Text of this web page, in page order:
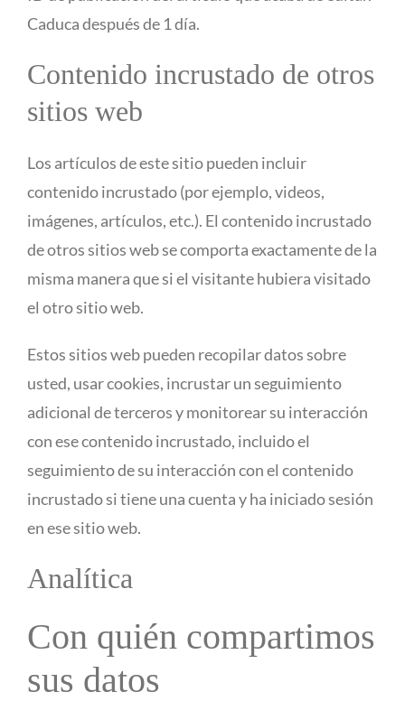
Caduca después de 1 día.
Contenido incrustado de otros
sitios web
Los artículos de este sitio pueden incluir
contenido incrustado (por ejemplo, videos,
imágenes, artículos, etc.). El contenido incrustado
de otros sitios web se comporta exactamente de la
misma manera que si el visitante hubiera visitado
el otro sitio web.
Estos sitios web pueden recopilar datos sobre
usted, usar cookies, incrustar un seguimiento
adicional de terceros y monitorear su interacción
con ese contenido incrustado, incluido el
seguimiento de su interacción con el contenido
incrustado si tiene una cuenta y ha iniciado sesión
en ese sitio web.
Analítica
Con quién compartimos
sus datos